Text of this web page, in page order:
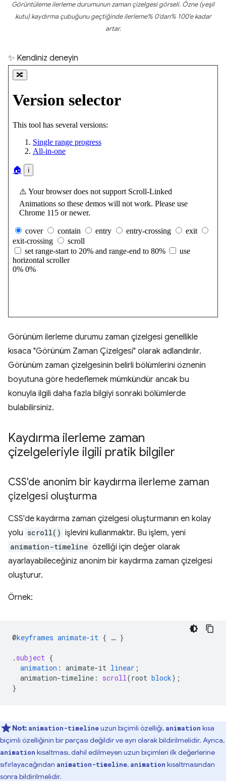
Görüntüleme ilerleme durumunun zaman çizelgesi görseli. Özne (yeşil
kutu) kaydırma çubuğunu geçtiğinde ilerleme% 0'dan% 100'e kadar
artar.
✨ Kendiniz deneyin
Görünüm ilerleme durumu zaman çizelgesi genellikle
kısaca "Görünüm Zaman Çizelgesi" olarak adlandırılır.
Görünüm zaman çizelgesinin belirli bölümlerini öznenin
boyutuna göre hedeflemek mümkündür ancak bu
konuyla ilgili daha fazla bilgiyi sonraki bölümlerde
bulabilirsiniz.
Kaydırma ilerleme zaman
çizelgeleriyle ilgili pratik bilgiler
CSS'de anonim bir kaydırma ilerleme zaman
çizelgesi oluşturma
CSS'de kaydırma zaman çizelgesi oluşturmanın en kolay
yolu scroll() işlevini kullanmaktır. Bu işlem, yeni
animation-timeline özelliği için değer olarak
ayarlayabileceğiniz anonim bir kaydırma zaman çizelgesi
oluşturur.
Örnek:
@keyframes animate-it { … }
. subject {
animation : animate-it linear ;
animation-timeline : scroll(root block);
}
Not: animation-timelineuzun biçimli özelliği, animation kısa
biçimli özelliğinin bir parçası değildir ve ayrı olarak bildirilmelidir. Ayrıca,
animation kısaltması, dahil edilmeyen uzun biçimleri ilk değerlerine
sıfırlayacağından animation-timeline, animation kısaltmasından
sonra bildirilmelidir.